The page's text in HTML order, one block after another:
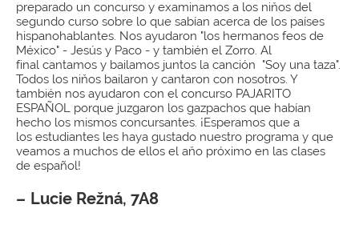
preparado un concurso y examinamos a los niňos del
segundo curso sobre lo que sabían acerca de los países
hispanohablantes. Nos ayudaron "los hermanos feos de
México" - Jesús y Paco - y también el Zorro. Al
final cantamos y bailamos juntos la canción "Soy una taza".
Todos los niňos bailaron y cantaron con nosotros. Y
también nos ayudaron con el concurso PAJARITO
ESPAÑOL porque juzgaron los gazpachos que habían
hecho los mismos concursantes. ¡Esperamos que a
los estudiantes les haya gustado nuestro programa y que
veamos a muchos de ellos el aňo próximo en las clases
de español!
Lucie Režná, 7A8